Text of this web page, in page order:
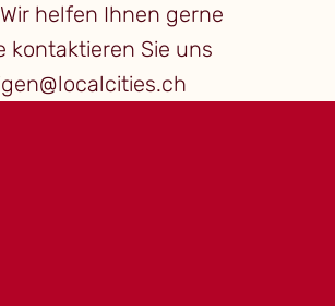
helfen Ihnen gerne
kontaktieren Sie uns